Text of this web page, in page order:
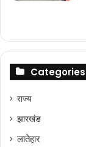
Categories
राज्‍य
झारखंड
लातेहार